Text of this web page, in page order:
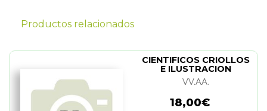
Productos relacionados
CIENTIFICOS CRIOLLOS
E ILUSTRACION
VV.AA.
18,00€